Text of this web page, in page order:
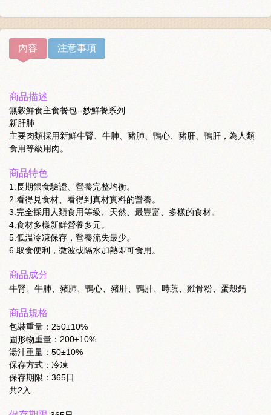
內容 注意事項
商品描述
無穀鮮食主食餐包--妙鮮餐系列
新肝肺
主要肉類採用新鮮牛腎、牛肺、豬肺、鴨心、豬肝、鴨肝，為人類
食用等級用肉。
商品特色
1.長期餵食驗證、營養完整均衡。
2.看得見食材、看得到真材實料的營養。
3.完全採用人類食用等級、天然、最豐富、多樣的食材。
4.食材多樣新鮮營養多元。
5.低溫冷凍保存，營養流失最少。
6.取食便利，微波或隔水加熱即可食用。
商品成分
牛腎、牛肺、豬肺、鴨心、豬肝、鴨肝、時蔬、雞骨粉、蛋殼鈣
商品規格
包裝重量：250±10%
固形物重量：200±10%
湯汁重量：50±10%
保存方式：冷凍
保存期限：365日
共2入